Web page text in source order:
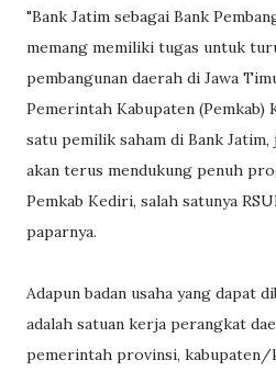
"Bank Jatim sebagai Bank
memang memiliki tugas untuk
pembangunan daerah di Jawa
Pemerintah Kabupaten (Pemkab)
satu pemilik saham di Bank
akan terus mendukung penuh
Pemkab Kediri, salah satunya
paparnya.
Adapun badan usaha yang dapat
adalah satuan kerja perangkat
pemerintah provinsi, kabupaten/